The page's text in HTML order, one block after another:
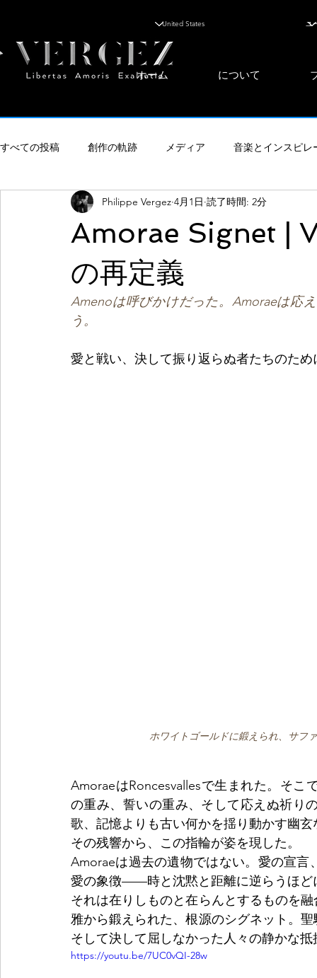
ホーム について
すべての投稿 創作の軌跡 メディア 音楽とインスピレ
旅とライフスタイル 美の探究
Amorae Signet |
の再定義
Philippe Vergez 4月1日 読了時間: 2分
Amenoは呼びかけだった。Amoraeは
う。
愛と戦い、決して振り返らぬ者たちのため
ホワイトゴールドに鍛えられ、サフ
AmoraeはRoncesvallesで生まれた。そ
の重み、誓いの重み、そして応えぬ祈
歌、記憶よりも古い何かを揺り動かす幽
その残響から、この指輪が姿を現した。
Amoraeは過去の遺物ではない。愛の宣
愛の象徴——時と沈黙と距離に逆らうほど
それは在りしものと在らんとするものを
雅から鍛えられた、根源のシグネット。
そして決して屈しなかった人々の静かな抵
https://youtu.be/7UC0vQI-28w